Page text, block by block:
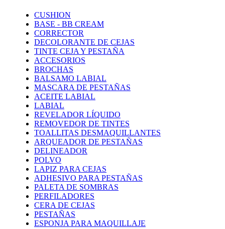
CUSHION
BASE - BB CREAM
CORRECTOR
DECOLORANTE DE CEJAS
TINTE CEJA Y PESTAÑA
ACCESORIOS
BROCHAS
BALSAMO LABIAL
MASCARA DE PESTAÑAS
ACEITE LABIAL
LABIAL
REVELADOR LÍQUIDO
REMOVEDOR DE TINTES
TOALLITAS DESMAQUILLANTES
ARQUEADOR DE PESTAÑAS
DELINEADOR
POLVO
LAPIZ PARA CEJAS
ADHESIVO PARA PESTAÑAS
PALETA DE SOMBRAS
PERFILADORES
CERA DE CEJAS
PESTAÑAS
ESPONJA PARA MAQUILLAJE